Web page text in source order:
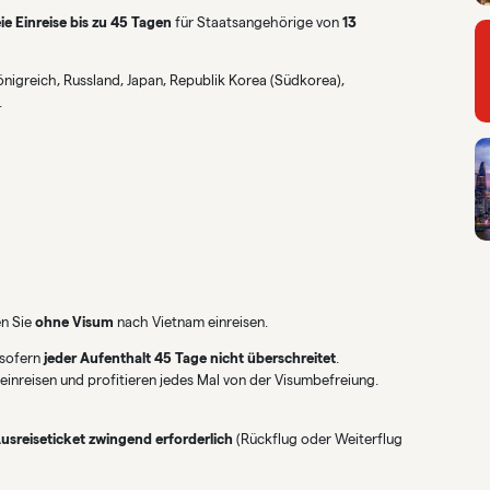
Einreise bis zu 45 Tagen für Staatsangehörige von 13
Russland, Japan, Republik Korea (Südkorea),
Sie ohne Visum nach Vietnam einreisen.
jeder Aufenthalt 45 Tage nicht überschreitet.
und profitieren jedes Mal von der Visumbefreiung.
zwingend erforderlich (Rückflug oder Weiterflug